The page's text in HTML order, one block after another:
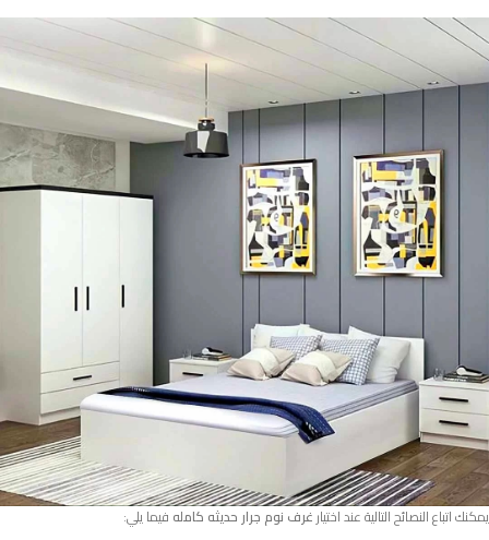
يمكنك اتباع النصائح التالية عند اختيار غرف نوم جرار حديثه كامله فيما يلي: